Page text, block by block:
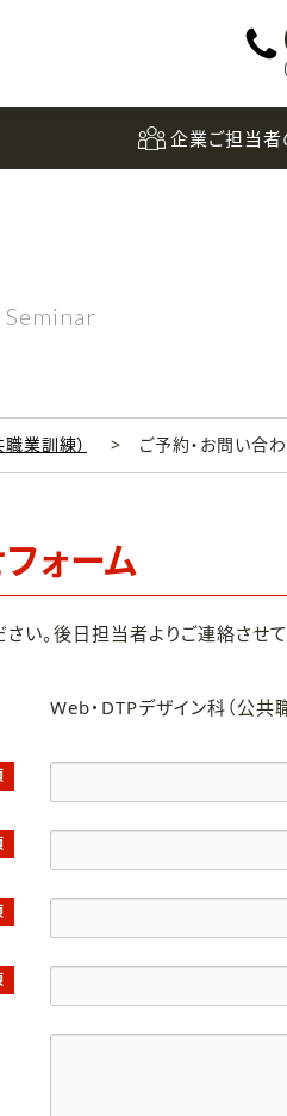
企業ご担当者
Seminar
業訓練） ご予約・お問い合
ォーム
い。後日担当者よりご連絡させて
Web・DTPデザイン科（公共